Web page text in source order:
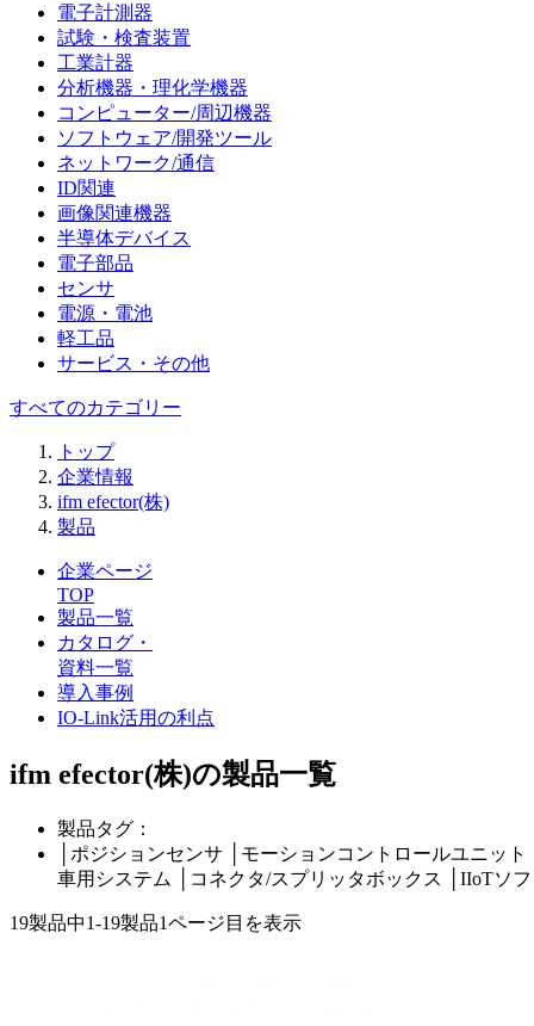
電子計測器
試験・検査装置
工業計器
分析機器・理化学機器
コンピューター/周辺機器
ソフトウェア/開発ツール
ネットワーク/通信
ID関連
画像関連機器
半導体デバイス
電子部品
センサ
電源・電池
軽工品
サービス・その他
すべてのカテゴリー
トップ
企業情報
ifm efector(株)
製品
企業ページ
TOP
製品一覧
カタログ・
資料一覧
導入事例
IO-Link活用の利点
ifm efector(株)の製品一覧
製品タグ：
ポジションセンサ モーションコントロールユニット
車用システム
コネクタ/スプリッタボックス IIoTソ
19製品中1-19製品1ページ目を表示